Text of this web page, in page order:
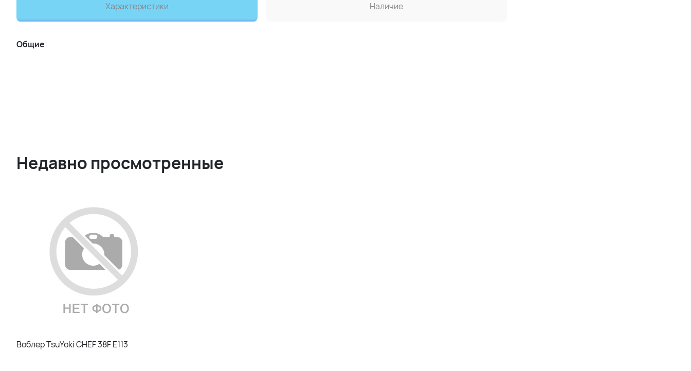
Характеристики Наличие
Общие
Недавно просмотренные
Воблер TsuYoki CHEF 38F E113